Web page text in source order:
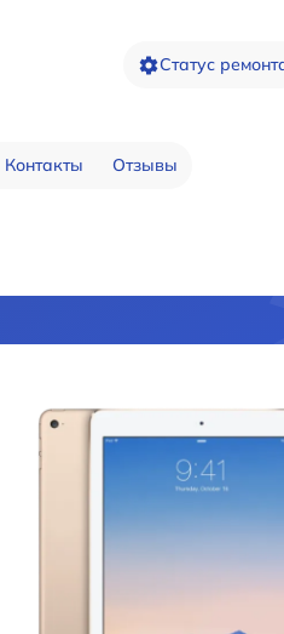
Статус
Контакты Отзывы